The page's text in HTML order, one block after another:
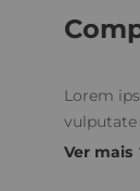
Lorem
vulputate
Ver mais